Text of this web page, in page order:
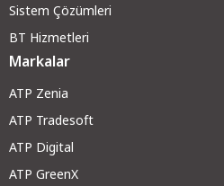
Sistem Çözümleri
BT Hizmetleri
Markalar
ATP Zenia
ATP Tradesoft
ATP Digital
ATP GreenX